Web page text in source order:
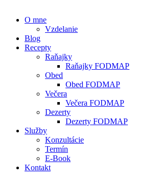
O mne
Vzdelanie
Blog
Recepty
Raňajky
Raňajky FODMAP
Obed
Obed FODMAP
Večera
Večera FODMAP
Dezerty
Dezerty FODMAP
Služby
Konzultácie
Termín
E-Book
Kontakt